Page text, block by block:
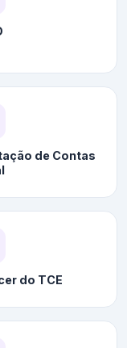
de Contas
do TCE